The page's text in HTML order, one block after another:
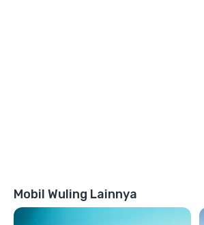
Mobil Wuling Lainnya